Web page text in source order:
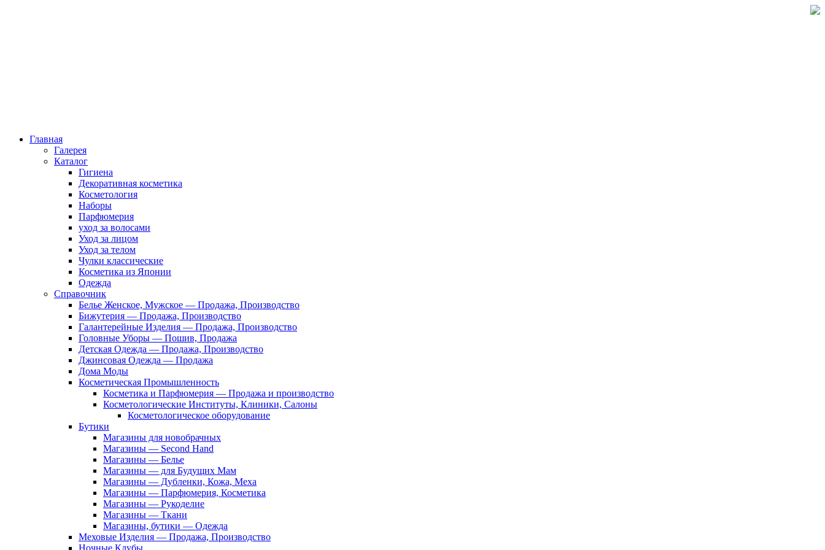
Главная
Галерея
Каталог
Гигиена
Декоративная косметика
Косметология
Наборы
Парфюмерия
уход за волосами
Уход за лицом
Уход за телом
Чулки классические
Косметика из Японии
Одежда
Справочник
Белье Женское, Мужское — Продажа, Производство
Бижутерия — Продажа, Производство
Галантерейные Изделия — Продажа, Производство
Головные Уборы — Пошив, Продажа
Детская Одежда — Продажа, Производство
Джинсовая Одежда — Продажа
Дома Моды
Косметическая Промышленность
Косметика и Парфюмерия — Продажа и производство
Косметологические Институты, Клиники, Салоны
Косметологическое оборудование
Бутики
Магазины для новобрачных
Магазины — Second Hand
Магазины — Белье
Магазины — для Будущих Мам
Магазины — Дубленки, Кожа, Меха
Магазины — Парфюмерия, Косметика
Магазины — Рукоделие
Магазины — Ткани
Магазины, бутики — Одежда
Меховые Изделия — Продажа, Производство
Ночные Клубы